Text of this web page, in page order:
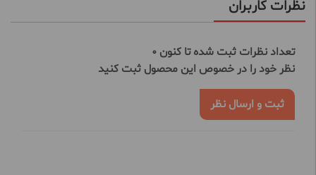
نظرات کاربران
تعداد نظرات ثبت شده تا کنون 0
نظر خود را در خصوص این محصول ثبت کنید
ثبت و ارسال نظر